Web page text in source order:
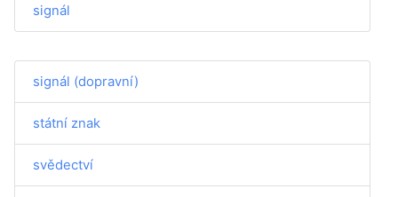
signál
signál (dopravní)
státní znak
svědectví